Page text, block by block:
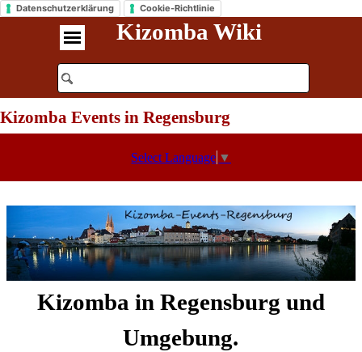
Datenschutzerklärung Cookie-Richtlinie
Kizomba Wiki
Kizomba Events in Regensburg
Select Language ▼
Kizomba in Regensburg und
Umgebung.